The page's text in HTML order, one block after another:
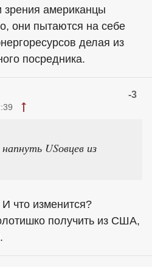
американцы
они пытаются на себе
делая из
посредника.
-3
USовцев из
что изменится?
получить из США,